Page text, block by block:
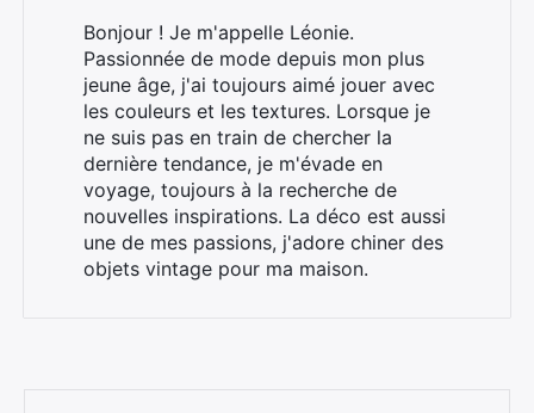
Bonjour ! Je m'appelle Léonie.
Passionnée de mode depuis mon plus
jeune âge, j'ai toujours aimé jouer avec
les couleurs et les textures. Lorsque je
ne suis pas en train de chercher la
dernière tendance, je m'évade en
voyage, toujours à la recherche de
nouvelles inspirations. La déco est aussi
une de mes passions, j'adore chiner des
objets vintage pour ma maison.